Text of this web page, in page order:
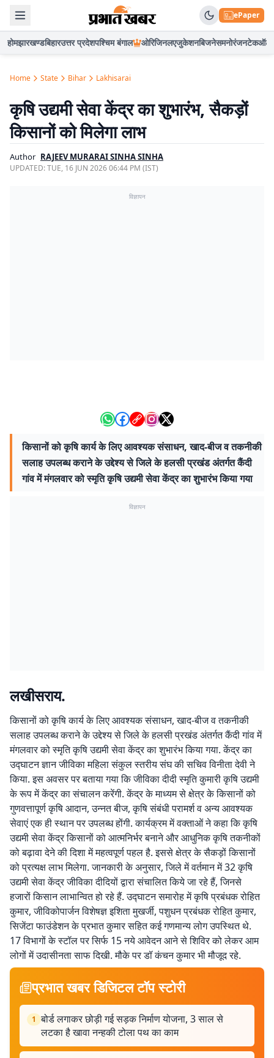
ePaper
होमझारखण्डबिहारउत्तर प्रदेशपश्चिम बंगाल ओरिजिनलएजुकेशनबिजनेसमनोरंजनटेकऑटो
Home State Bihar Lakhisarai
कृषि उद्यमी सेवा केंद्र का शुभारंभ, सैकड़ों
किसानों को मिलेगा लाभ
Author RAJEEV MURARAI SINHA SINHA
UPDATED:TUE, 16 JUN 2026 06:44 PM (IST)
विज्ञापन
किसानों को कृषि कार्य के लिए आवश्यक संसाधन, खाद-बीज व तकनीकी
सलाह उपलब्ध कराने के उद्देश्य से जिले के हलसी प्रखंड अंतर्गत कैंदी
गांव में मंगलवार को स्मृति कृषि उद्यमी सेवा केंद्र का शुभारंभ किया गया
विज्ञापन
लखीसराय.
किसानों को कृषि कार्य के लिए आवश्यक संसाधन, खाद-बीज व तकनीकी
सलाह उपलब्ध कराने के उद्देश्य से जिले के हलसी प्रखंड अंतर्गत कैंदी गांव में
मंगलवार को स्मृति कृषि उद्यमी सेवा केंद्र का शुभारंभ किया गया. केंद्र का
उद्घाटन ज्ञान जीविका महिला संकुल स्तरीय संघ की सचिव विनीता देवी ने
किया. इस अवसर पर बताया गया कि जीविका दीदी स्मृति कुमारी कृषि उद्यमी
के रूप में केंद्र का संचालन करेंगी. केंद्र के माध्यम से क्षेत्र के किसानों को
गुणवत्तापूर्ण कृषि आदान, उन्नत बीज, कृषि संबंधी परामर्श व अन्य आवश्यक
सेवाएं एक ही स्थान पर उपलब्ध होंगी. कार्यक्रम में वक्ताओं ने कहा कि कृषि
उद्यमी सेवा केंद्र किसानों को आत्मनिर्भर बनाने और आधुनिक कृषि तकनीकों
को बढ़ावा देने की दिशा में महत्वपूर्ण पहल है. इससे क्षेत्र के सैकड़ों किसानों
को प्रत्यक्ष लाभ मिलेगा. जानकारी के अनुसार, जिले में वर्तमान में 32 कृषि
उद्यमी सेवा केंद्र जीविका दीदियों द्वारा संचालित किये जा रहे हैं, जिनसे
हजारों किसान लाभान्वित हो रहे हैं. उद्घाटन समारोह में कृषि प्रबंधक रोहित
कुमार, जीविकोपार्जन विशेषज्ञ इशिता मुखर्जी, पशुधन प्रबंधक रोहित कुमार,
सिजेंटा फाउंडेशन के प्रभात कुमार सहित कई गणमान्य लोग उपस्थित थे.
17 विभागों के स्टॉल पर सिर्फ 15 नये आवेदन आने से शिविर को लेकर आम
लोगों में उदासीनता साफ दिखी. मौके पर डॉ कंचन कुमार भी मौजूद रहे.
प्रभात खबर डिजिटल टॉप स्टोरी
1 बोर्ड लगाकर छोड़ी गई सड़क निर्माण योजना, 3 साल से
लटका है खावा नन्हकी टोला पथ का काम